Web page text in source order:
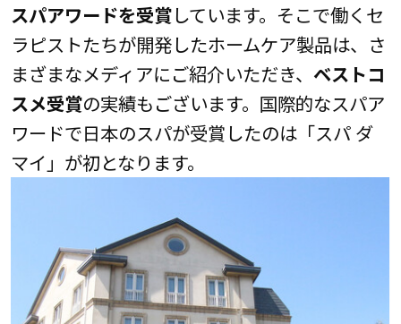
スパアワードを受賞しています。そこで働くセ
ラピストたちが開発したホームケア製品は、さ
まざまなメディアにご紹介いただき、 ベストコ
スメ受賞の実績もございます。国際的なスパア
ワードで日本のスパが受賞したのは「スパ ダ
マイ」が初となります。